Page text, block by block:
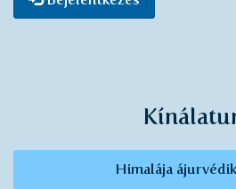
Himalája